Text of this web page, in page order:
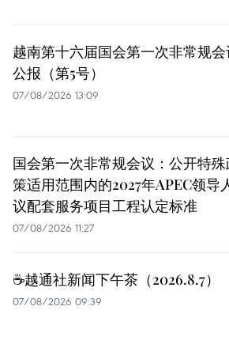
越南第十六届国会第一次非常规会
公报（第5号）
07/08/2026 13:09
国会第一次非常规会议：公开特殊
策适用范围内的2027年APEC领导
议配套服务项目工程认定标准
07/08/2026 11:27
☕️越通社新闻下午茶（2026.8.7）
07/08/2026 09:39